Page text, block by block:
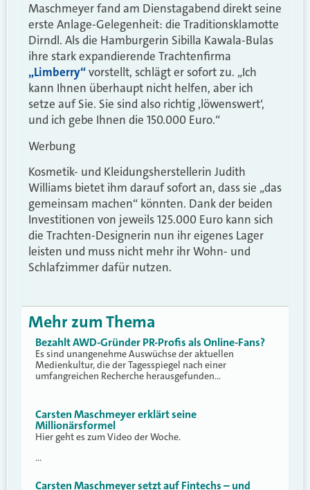
Maschmeyer fand am Dienstagabend direkt seine
erste Anlage-Gelegenheit: die Traditionsklamotte
Dirndl. Als die Hamburgerin Sibilla Kawala-Bulas
ihre stark expandierende Trachtenfirma
„Limberry“vorstellt, schlägt er sofort zu. „Ich
kann Ihnen überhaupt nicht helfen, aber ich
setze auf Sie. Sie sind also richtig ‚löwenswert‘,
und ich gebe Ihnen die 150.000 Euro.“
Werbung
Kosmetik- und Kleidungsherstellerin Judith
Williams bietet ihm darauf sofort an, dass sie „das
gemeinsam machen“ könnten. Dank der beiden
Investitionen von jeweils 125.000 Euro kann sich
die Trachten-Designerin nun ihr eigenes Lager
leisten und muss nicht mehr ihr Wohn- und
Schlafzimmer dafür nutzen.
Mehr zum Thema
Bezahlt AWD-Gründer PR-Profis als Online-Fans?
Es sind unangenehme Auswüchse der aktuellen
Medienkultur, die der Tagesspiegel nach einer
umfangreichen Recherche herausgefunden…
Carsten Maschmeyer erklärt seine
Millionärsformel
Hier geht es zum Video der Woche.
…
Carsten Maschmeyer setzt auf Fintechs – und